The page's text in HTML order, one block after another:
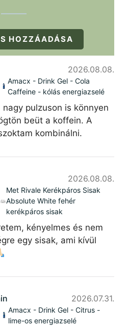
HOZZÁADÁSA
2026.08.08.
Amacx - Drink Gel - Cola
Caffeine - kólás energiazselé
nagy pulzuson is könnyen
beüt a koffein. A
kombinálni.
2026.08.08.
Met Rivale Kerékpáros Sisak
Absolute White fehér
kerékpáros sisak
kényelmes és nem
egy sisak, ami kívül
2026.07.31.
Amacx - Drink Gel - Citrus -
lime-os energiazselé